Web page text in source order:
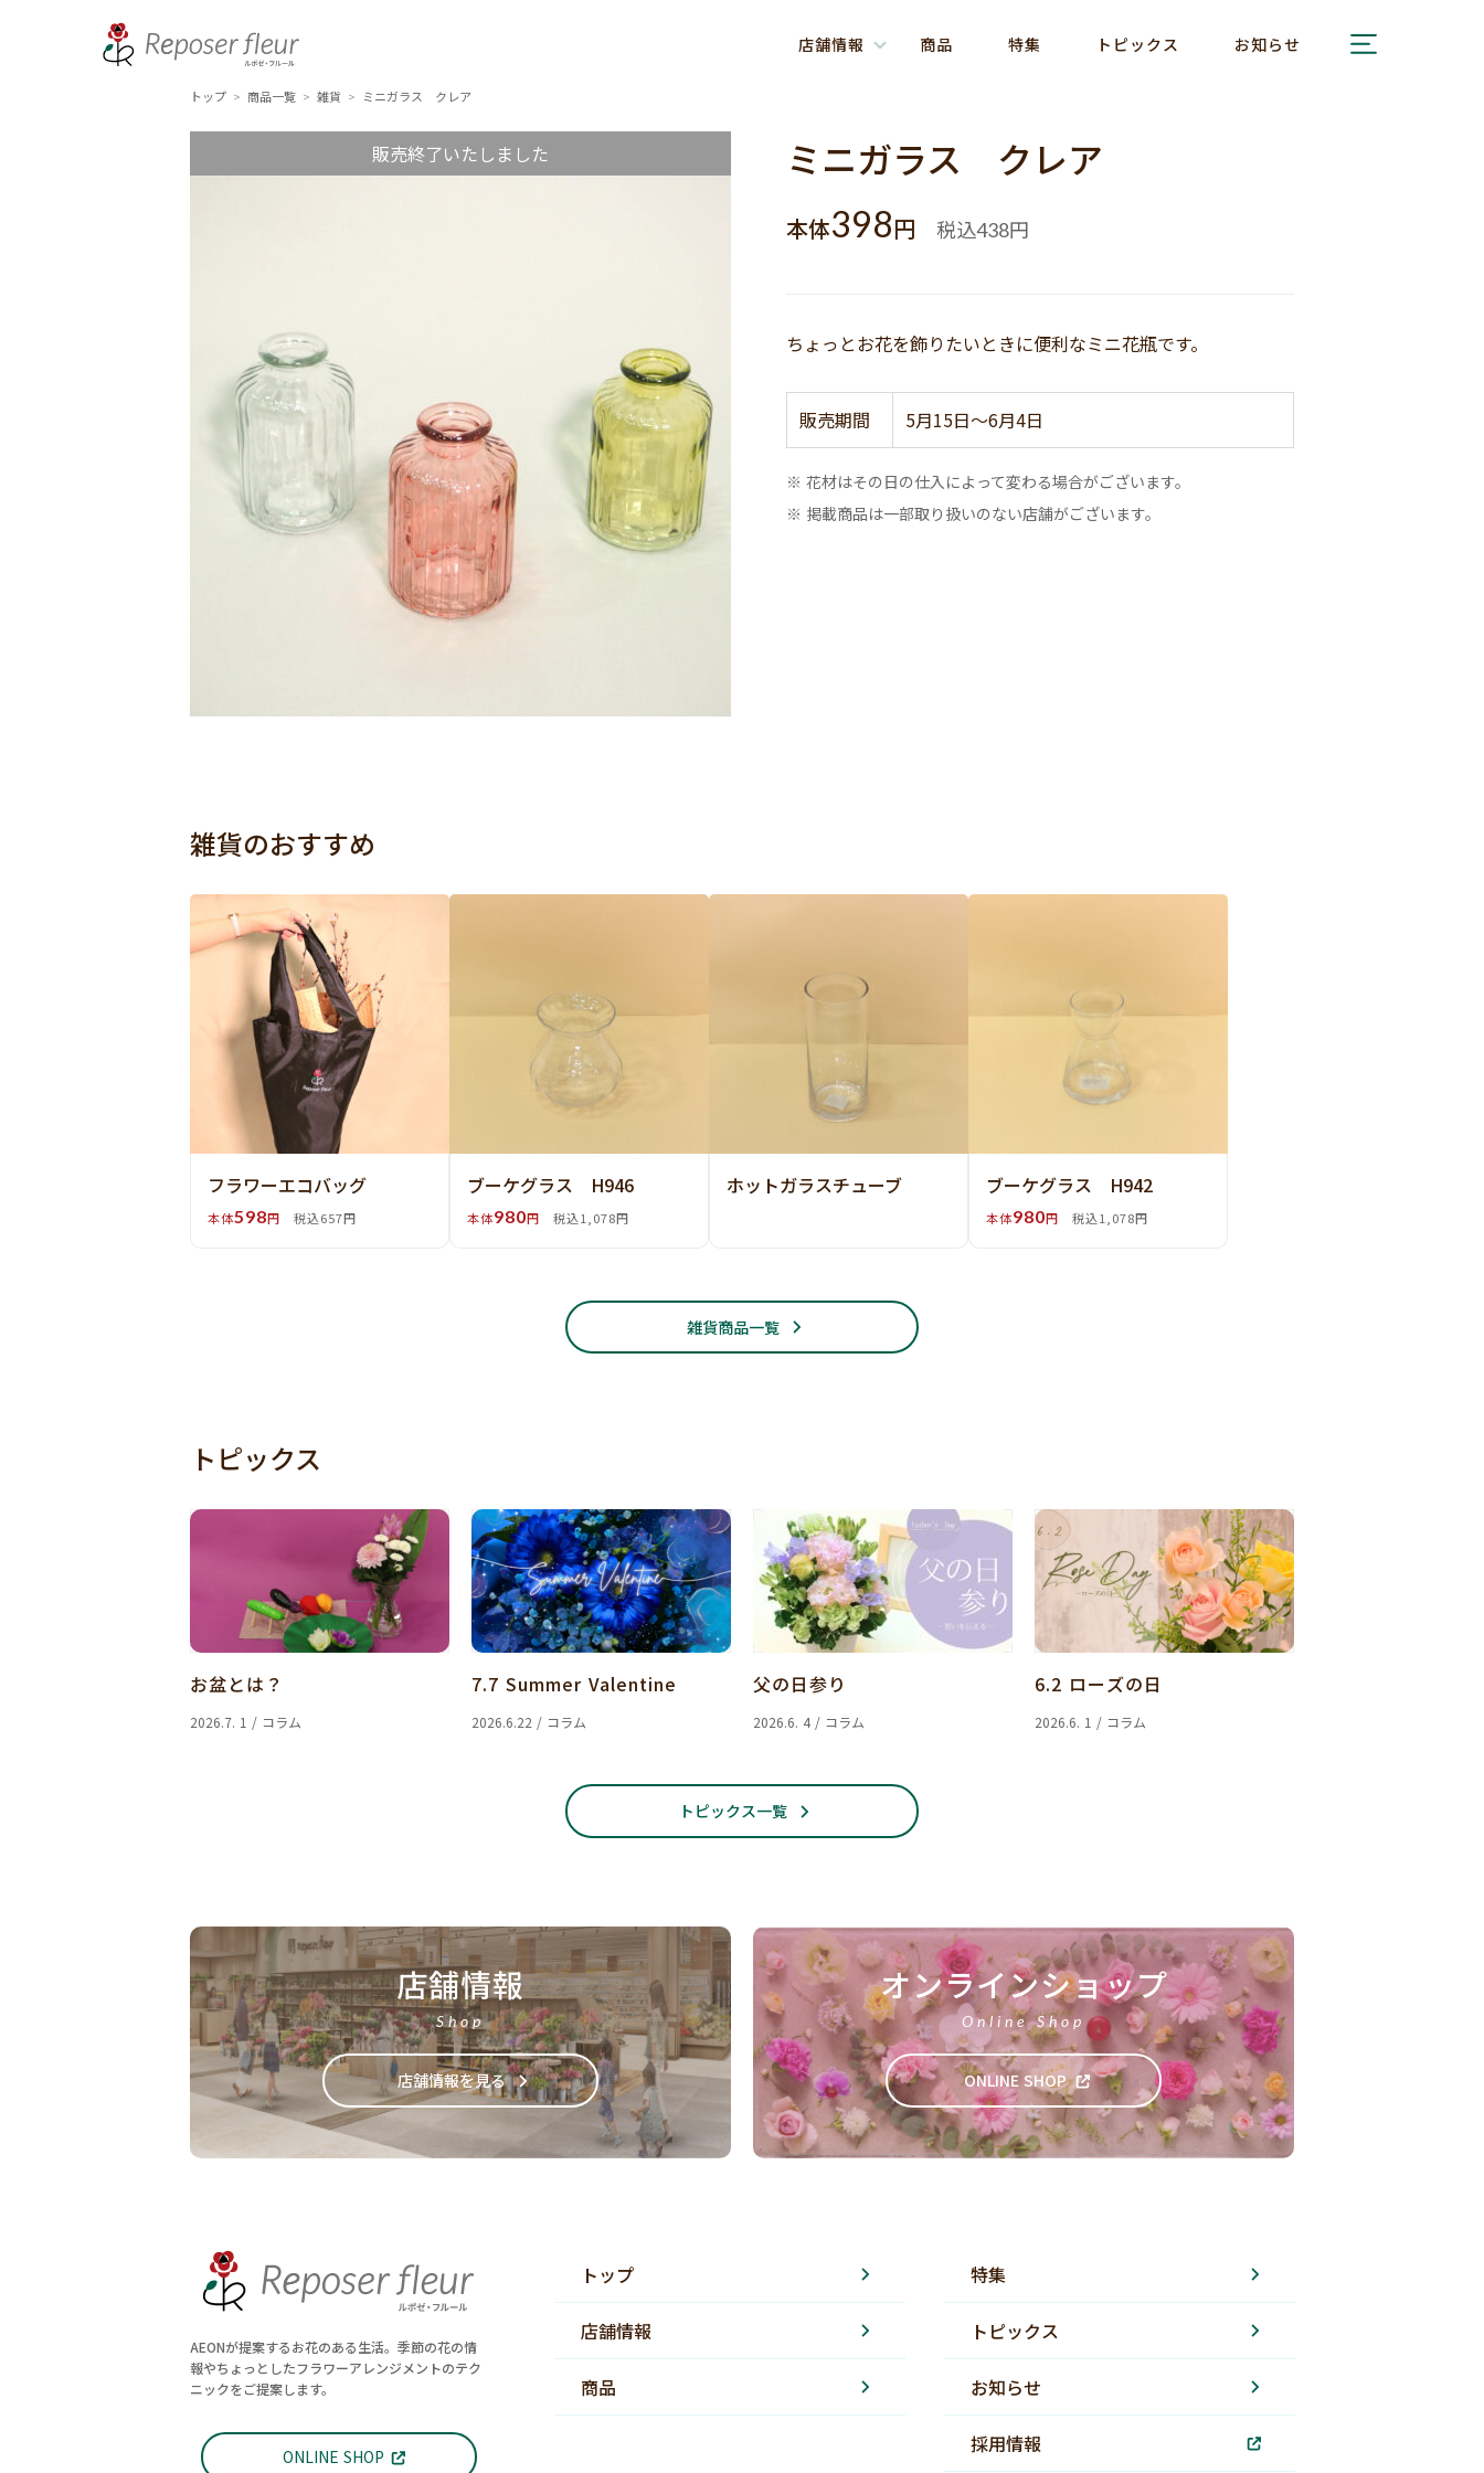
店舗情報 商品 特集 トピックス お知らせ
トップ > 商品一覧 > 雑貨 > ミニガラス クレア
販売終了いたしました ミニガラス クレア
本体398円 税込438円
ちょっとお花を飾りたいときに便利なミニ花瓶です。
販売期間 5月15日～6月4日
※ 花材はその日の仕入によって変わる場合がございます。
※ 掲載商品は一部取り扱いのない店舗がございます。
雑貨のおすすめ
フラワーエコバッグ
本体598円 税込657円
ブーケグラス H946
本体980円 税込1,078円
ホットガラスチューブ ブーケグラス H942
本体980円 税込1,078円
雑貨商品一覧
トピックス
お盆とは？
2026.7. 1 / コラム
7.7 Summer Valentine
2026.6.22 / コラム
父の日参り
2026.6. 4 / コラム
6.2 ローズの日
2026.6. 1 / コラム
トピックス一覧
店舗情報
Shop
店舗情報を見る
オンラインショップ
Online Shop
ONLINE SHOP
AEONが提案するお花のある生活。季節の花の情
報やちょっとしたフラワーアレンジメントのテク
ニックをご提案します。
ONLINE SHOP
トップ
店舗情報
商品
特集
トピックス
お知らせ
採用情報